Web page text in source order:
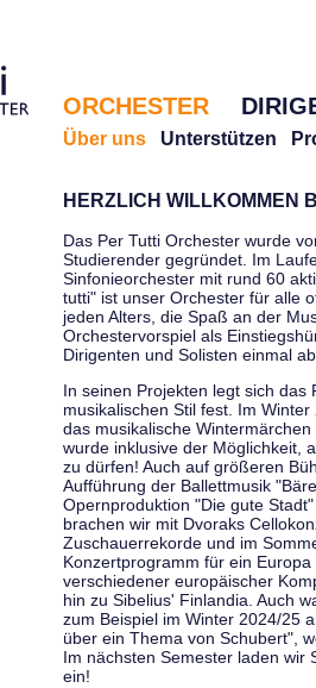
ORCHESTER
Über uns Unterstützen
HERZLICH WILLKOMMEN
Das Per Tutti Orchester wurde
Studierender gegründet. Im
Sinfonieorchester mit rund 60
tutti" ist unser Orchester für alle
jeden Alters, die Spaß an der
Orchestervorspiel als
Dirigenten und Solisten einmal
In seinen Projekten legt sich das
musikalischen Stil fest. Im
das musikalische
wurde inklusive der Möglichkeit,
zu dürfen! Auch auf größeren
Aufführung der Ballettmusik
Opernproduktion "Die gute
brachen wir mit Dvoraks
Zuschauerrekorde und im
Konzertprogramm für ein
verschiedener europäischer
hin zu Sibelius' Finlandia. Auch
zum Beispiel im Winter 2024/25
über ein Thema von Schubert",
Im nächsten Semester laden wir
ein!